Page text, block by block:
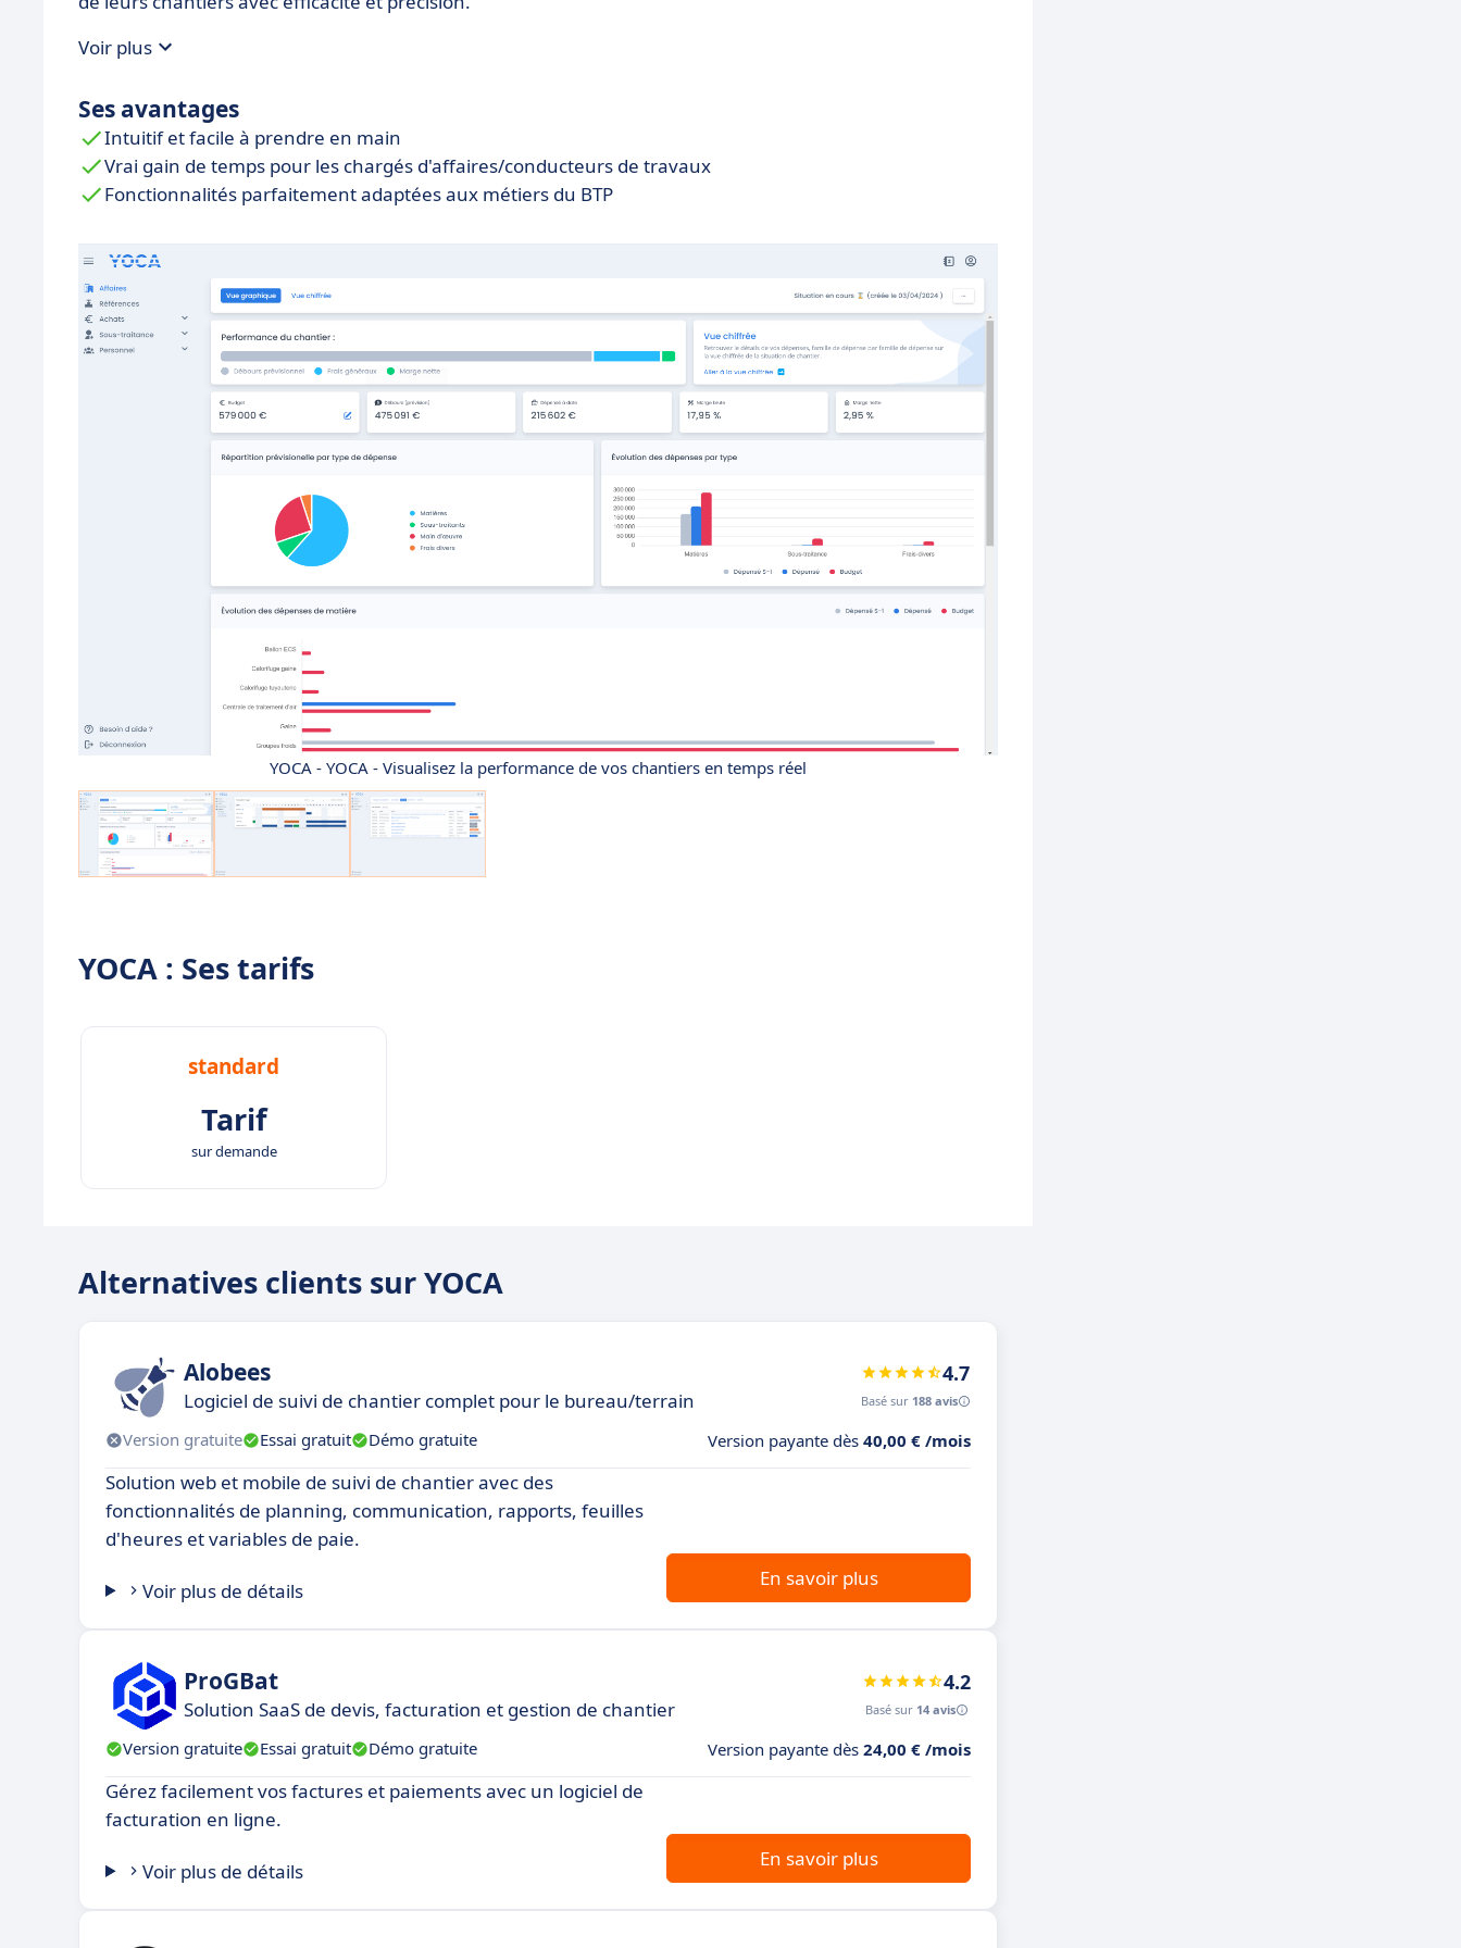
Voir plus
Ses avantages
Intuitif et facile à prendre en main
Vrai gain de temps pour les chargés d'affaires/conducteurs de travaux
Fonctionnalités parfaitement adaptées aux métiers du BTP
YOCA - YOCA - Visualisez la performance de vos chantiers en temps réel
YOCA : Ses tarifs
standard
Tarif
sur demande
Alternatives clients sur YOCA
Alobees
Logiciel de suivi de chantier complet pour le bureau/terrain
4.7
Basé sur 188 avis
Version gratuite Essai gratuit Démo gratuite Version payante dès 40,00 € /mois
Solution web et mobile de suivi de chantier avec des
fonctionnalités de planning, communication, rapports, feuilles
d'heures et variables de paie.
Voir plus de détails
En savoir plus
ProGBat
Solution SaaS de devis, facturation et gestion de chantier
4.2
Basé sur 14 avis
Version gratuite Essai gratuit Démo gratuite Version payante dès 24,00 € /mois
Gérez facilement vos factures et paiements avec un logiciel de
facturation en ligne.
Voir plus de détails
En savoir plus